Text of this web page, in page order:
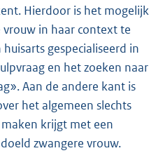
Hierdoor is het mogelijk
in haar context te
gespecialiseerd in
en het zoeken naar
Aan de andere kant is
het algemeen slechts
krijgt met een
zwangere vrouw.